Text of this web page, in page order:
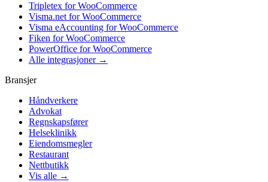
Tripletex for WooCommerce
Visma.net for WooCommerce
Visma eAccounting for WooCommerce
Fiken for WooCommerce
PowerOffice for WooCommerce
Alle integrasjoner →
Bransjer
Håndverkere
Advokat
Regnskapsfører
Helseklinikk
Eiendomsmegler
Restaurant
Nettbutikk
Vis alle →